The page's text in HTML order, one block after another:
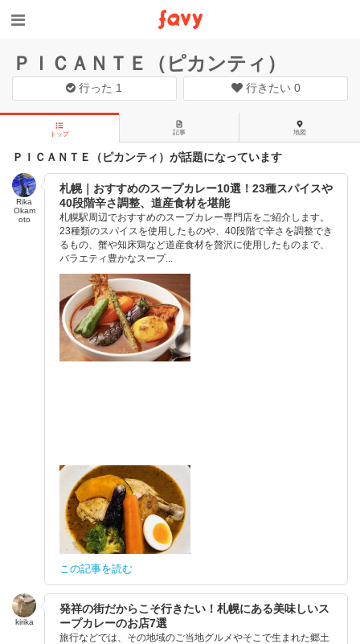
ＰＩＣＡＮＴＥ（ピカンティ）
行った 1 行きたい 0
トップ 記事 地図
ＰＩＣＡＮＴＥ（ピカンティ）が話題になっています
Rika
Okam
oto
札幌｜おすすめのスープカレー10選！23種スパイスや
40段階辛さ調整、道産食材を堪能
札幌駅周辺でおすすめのスープカレー専門店をご紹介します。
23種類のスパイスを使用したものや、40段階で辛さを調整でき
るもの、蟹や知床鶏など道産食材を贅沢に使用したものまで、
バラエティ豊かなスープ...
この記事を読む
kirika
発祥の街だからこそ行きたい！札幌にある美味しいス
ープカレーのお店7選
旅行などでは、その地域のご当地グルメやそこで生まれた郷土